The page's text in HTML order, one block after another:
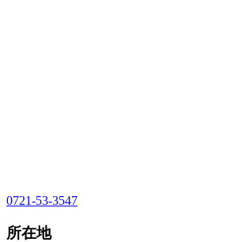
0721-53-3547
所在地